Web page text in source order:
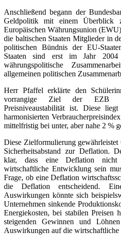
Anschließend begann der
Geldpolitik mit einem Überblick
Europäischen Währungsunion
die baltischen Staaten Mitglieder in
politischen Bündnis der EU-
Staaten sind erst im Jahr
währungspolitische
allgemeinen politischen
Herr Pfaffel erklärte den
vorrangige Ziel der EZB
Preisniveaustabilität ist. Diese
harmonisierten
mittelfristig bei unter, aber nahe 2 %
Diese Zielformulierung gewährleistet
Sicherheitsabstand zur Deflation.
klar, dass eine Deflation
wirtschaftliche Entwicklung sein
Frage, ob eine Deflation
die Deflation entscheidend.
Auswirkungen könnte sich
Unternehmen sinkende
Energiekosten, bei stabilen Preisen
steigenden Gewinnen und
Auswirkungen auf die